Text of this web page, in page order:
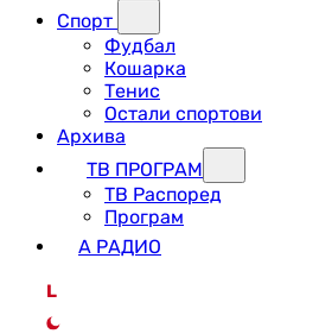
Спорт
Фудбал
Кошарка
Тенис
Остали спортови
Архива
ТВ ПРОГРАМ
ТВ Распоред
Програм
А РАДИО
L